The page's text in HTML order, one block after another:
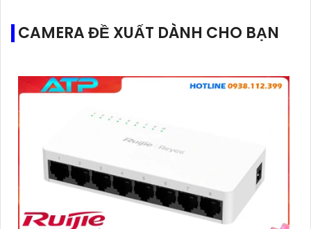
CAMERA ĐỀ XUẤT DÀNH CHO BẠN